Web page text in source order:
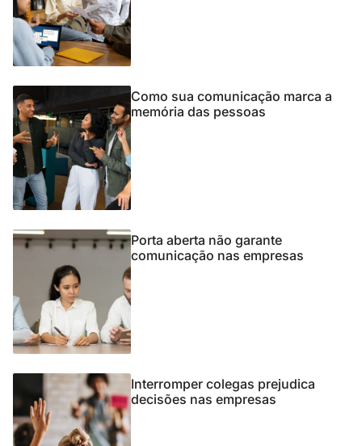
Como sua comunicação marca a
memória das pessoas
Porta aberta não garante
comunicação nas empresas
Interromper colegas prejudica
decisões nas empresas